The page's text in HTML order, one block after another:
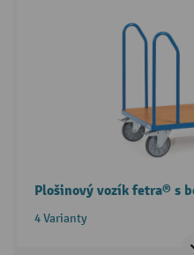
Plošinový vozík fetra® s
4 Varianty